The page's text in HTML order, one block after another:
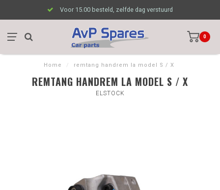
Voor 15.00 besteld, zelfde dag verstuurd
0
Home / remtang handrem la model S / X
REMTANG HANDREM LA MODEL S / X
ELSTOCK